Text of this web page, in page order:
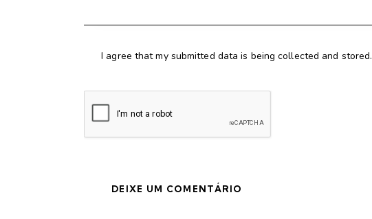
I agree that my submitted data is being collected and stored.